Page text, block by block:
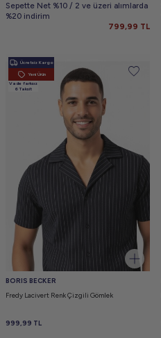
Sepette Net %10 / 2 ve üzeri alımlarda
%20 indirim
799,99 TL
Ücretsiz Kargo
Yeni Ürün
Vade farksız
6 Taksit
BORIS BECKER
Fredy Lacivert Renk Çizgili Gömlek
999,99 TL